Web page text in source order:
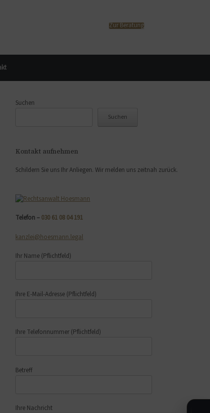
Zur Beratung
Suchen
Suchen
Kontakt aufnehmen
Schildern Sie uns Ihr Anliegen. Wir melden uns zeitnah zurück.
Telefon – 030 61 08 04 191
kanzlei@hoesmann.legal
Ihr Name (Pflichtfeld)
Ihre E-Mail-Adresse (Pflichtfeld)
Ihre Telefonnummer (Pflichtfeld)
Betreff
Ihre Nachricht